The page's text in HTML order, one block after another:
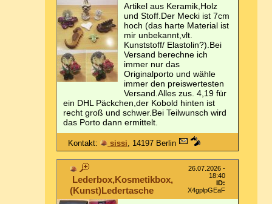
Artikel aus Keramik,Holz
und Stoff.Der Mecki ist 7cm
hoch (das harte Material ist
mir unbekannt,vlt.
Kunststoff/ Elastolin?).Bei
Versand berechne ich
immer nur das
Originalporto und wähle
immer den preiswertesten
Versand.Alles zus. 4,19 für
ein DHL Päckchen,der Kobold hinten ist
recht groß und schwer.Bei Teilwunsch wird
das Porto dann ermittelt.
Kontakt: sissi , 14197 Berlin
Lederbox,Kosmetikbox,
(Kunst)Ledertasche
26.07.2026 -
18:40
ID:
X4gplpGEaF